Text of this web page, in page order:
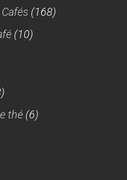
(168)
(10)
thé (6)